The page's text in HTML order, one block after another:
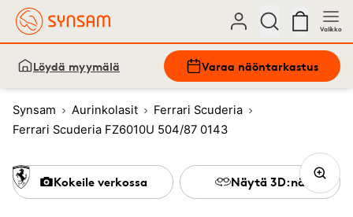
Valikko
Löydä myymälä Varaa näöntarkastus
Synsam Aurinkolasit
Ferrari Scuderia
Ferrari Scuderia FZ6010U 504/87 0143
Kokeile verkossa Näytä 3D:nä